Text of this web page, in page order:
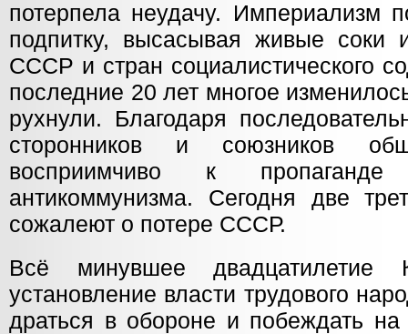
потерпела неудачу. Империализм
подпитку, высасывая живые соки
СССР и стран социалистического
последние 20 лет многое
рухнули. Благодаря
сторонников и союзников
восприимчиво к
антикоммунизма. Сегодня две
сожалеют о потере СССР.
Всё минувшее
установление власти трудового
драться в обороне и побеждать